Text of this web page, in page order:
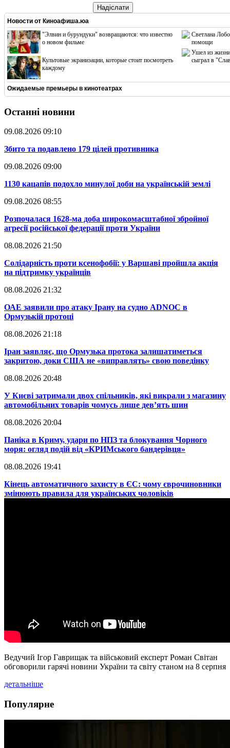
Надіслати
Новости от Киноафиша.юа
"Элвин и бурундуки" возвращаются: что известно
о новом фильме
Культовые экранизации, которые стоит посмотреть
каждому
Светлана
помощи
Ушел из жизни
сыграл в
Ожидаемые премьеры в кинотеатрах
Останні новини
09.08.2026 09:10
​Збито та подавлено 179 цілей противника
09.08.2026 09:00
​1130 кацапів подохло минулої доби на українській землі
09.08.2026 08:55
​Розпочалася 1628-ма доба широкомасштабної збройної
агресії російської федерації проти України
08.08.2026 21:50
​Солідарність проти ксенофобії: у Варшаві пройшла акція
на підтримку українців
08.08.2026 21:32
​ОАЕ заявили про атаку Ірану на судно ADNOC в
Ормузькій протоці
08.08.2026 21:18
​Іран заявляє, що Ормузька протока залишатиметься
закритою, доки США не «виправлять» свою поведінку
08.08.2026 20:48
​У Києві затримали двох спільників, які викрали з магазину
автомобільних товарів чомусь лише дев’ять шин
08.08.2026 20:04
Паніка в Криму, удари по НПЗ та блокування Чорного
моря: огляд подій від «КРИМського бандерівця»
08.08.2026 19:41
​Кінець автоматичного захисту в ЄС: чому єврочиновники
змінюють правила для українських чоловіків
Ведучий Ігор Гаврищак та військовий експерт Роман Світан
обговорили гарячі новини України та світу станом на 8 серпня
детальніше
Популярне